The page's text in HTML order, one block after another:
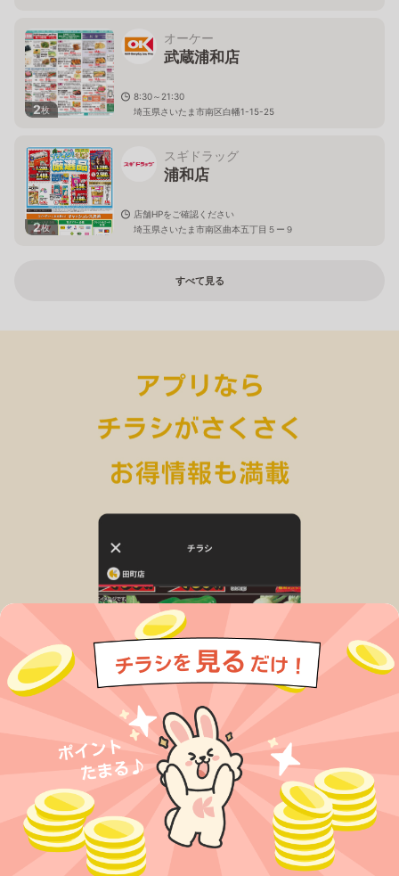
2枚
オーケー
武蔵浦和店
8:30～21:30
埼玉県さいたま市南区白幡1-15-25
2枚
スギドラッグ
浦和店
店舗HPをご確認ください
埼玉県さいたま市南区曲本五丁目５ー９
すべて見る